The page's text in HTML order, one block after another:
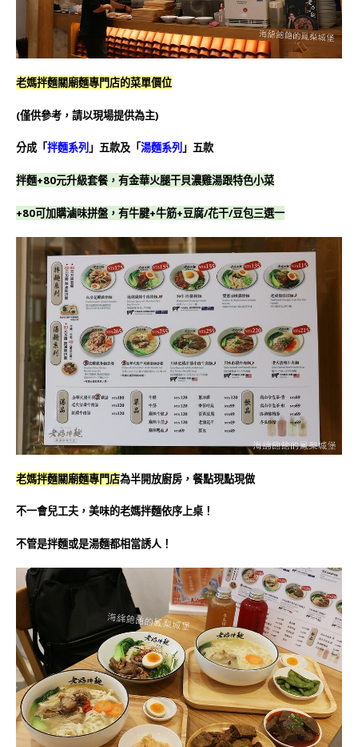
老媽拌麵關廟麵專門店的菜單價位
(僅供參考，請以現場提供為主)
分成「拌麵系列 」五款及「湯麵系列 」五款
拌麵+80元升級套餐，有金華火腿干貝濃雞湯跟特色小菜
+80可加購滷味拼盤，有牛腱+牛筋+豆腐/花干/豆包三選一
老媽拌麵關廟麵專門店為半開放廚房，餐點現點現做
不一會兒工夫，美味的老媽拌麵依序上桌！
不管是拌麵或是湯麵都相當誘人！